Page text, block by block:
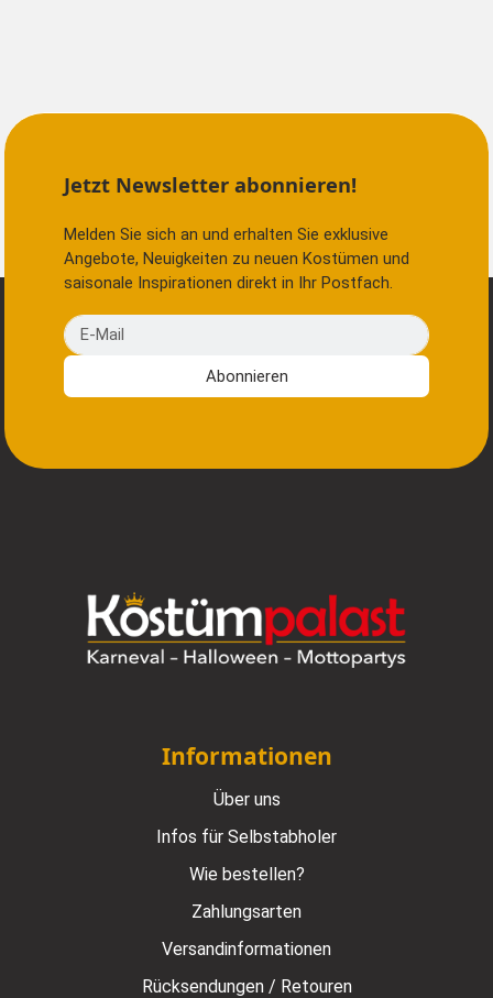
Jetzt Newsletter abonnieren!
Melden Sie sich an und erhalten Sie exklusive
Angebote, Neuigkeiten zu neuen Kostümen und
saisonale Inspirationen direkt in Ihr Postfach.
E-Mail
Abonnieren
Informationen
Über uns
Infos für Selbstabholer
Wie bestellen?
Zahlungsarten
Versandinformationen
Rücksendungen / Retouren